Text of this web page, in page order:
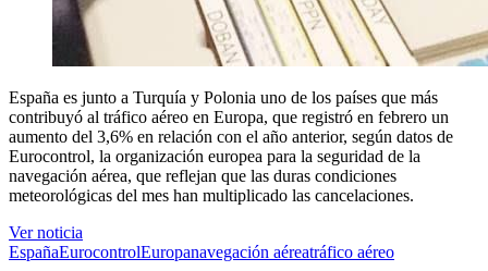
España es junto a Turquía y Polonia uno de los países que más
contribuyó al tráfico aéreo en Europa, que registró en febrero un
aumento del 3,6% en relación con el año anterior, según datos de
Eurocontrol, la organización europea para la seguridad de la
navegación aérea, que reflejan que las duras condiciones
meteorológicas del mes han multiplicado las cancelaciones.
Ver noticia
EspañaEurocontrolEuropanavegación aéreatráfico aéreo